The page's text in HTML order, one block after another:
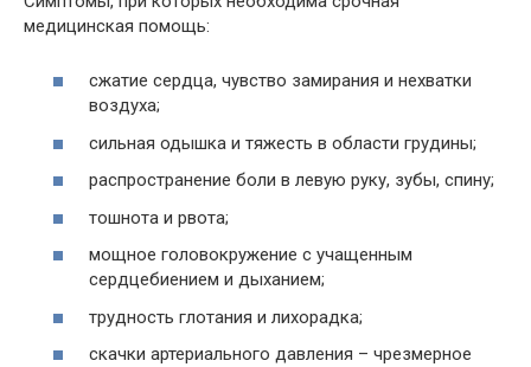
медицинская помощь:
сжатие сердца, чувство замирания и нехватки
воздуха;
сильная одышка и тяжесть в области грудины;
распространение боли в левую руку, зубы, спину;
тошнота и рвота;
мощное головокружение с учащенным
сердцебиением и дыханием;
трудность глотания и лихорадка;
скачки артериального давления – чрезмерное